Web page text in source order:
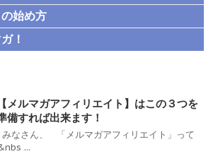
始め方
！
【メルマガアフィリエイト】はこの３つを
備すれば出来ます！
みなさん、 「メルマガアフィリエイト」って
...